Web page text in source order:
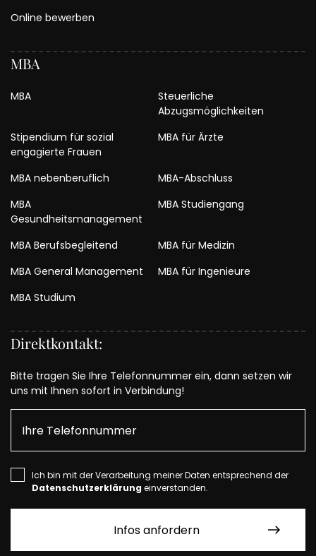
Online bewerben
MBA
MBA
Steuerliche
Abzugsmöglichkeiten
Stipendium für sozial
engagierte Frauen
MBA für Ärzte
MBA nebenberuflich
MBA-Abschluss
MBA
Gesundheitsmanagement
MBA Studiengang
MBA Berufsbegleitend
MBA für Medizin
MBA General Management
MBA für Ingenieure
MBA Studium
Direktkontakt:
Bitte tragen Sie Ihre Telefonnummer ein, dann setzen wir
uns mit Ihnen sofort in Verbindung!
Ich bin mit der Verarbeitung meiner Daten entsprechend der
Datenschutzerklärung einverstanden.